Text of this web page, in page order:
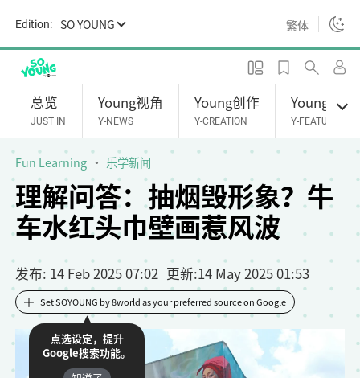
i
Edition: SO YOUNG 繁体
总览
JUST IN
Young视角
Y-NEWS
Young创作
Y-CREATION
Young专题
Y-FEATURES
理解问答：抽烟毁形象？牛
车水红头巾壁画惹风波
Fun Learning 乐学新闻
发布: 14 Feb 2025 07:02 更新:14 May 2025 01:53
Set SOYOUNG by 8world as your preferred source on Google
点选设定，提升
Google搜索功能。